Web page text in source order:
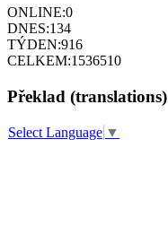
ONLINE:0
DNES:134
TÝDEN:916
CELKEM:1536510
Překlad (translations)
Select Language ▼